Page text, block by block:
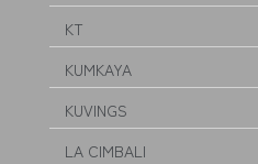
KT
KUMKAYA
KUVINGS
LA CIMBALI